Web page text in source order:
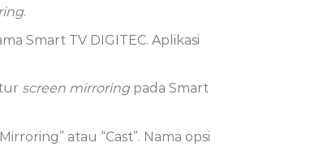
.
Smart TV DIGITEC. Aplikasi
screen mirroringpada Smart
atau “Cast”. Nama opsi